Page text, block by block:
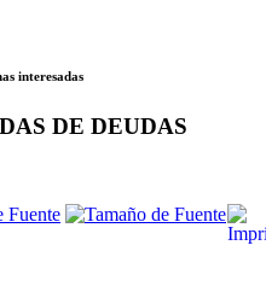
interesadas
DE DEUDAS